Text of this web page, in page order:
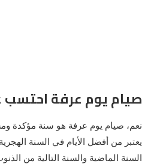
صيام يوم عرفة احتسب
نعم، صيام يوم عرفة هو سنة مؤكدة
يعتبر من أفضل الأيام في السنة
السنة الماضية والسنة التالية من